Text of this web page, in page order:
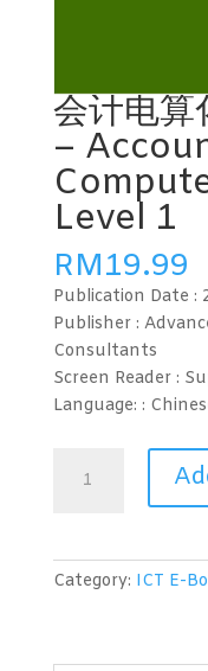
会计电
–
Level 1
RM19.99
Publication Date :
Publisher :
Consultants
Screen Reader :
Language: :
化
(UBS)
Category: ICT E-